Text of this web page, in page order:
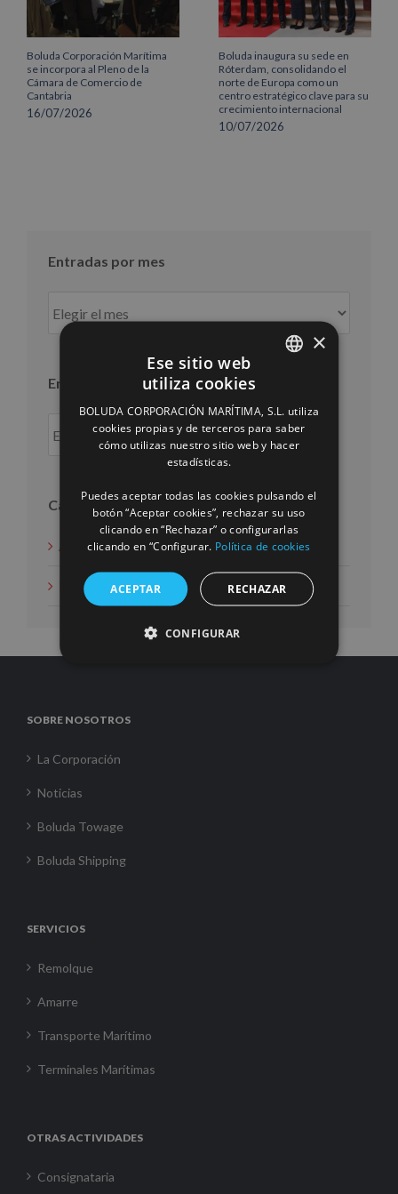
Boluda Corporación Marítima
se incorpora al Pleno de la
Cámara de Comercio de
Cantabria
16/07/2026
Boluda inaugura su sede en
Róterdam, consolidando el
norte de Europa como un
centro estratégico clave para su
crecimiento internacional
10/07/2026
Entradas por mes
por
Entradas por año
Categorías
Acción social
Noticias
SOBRE NOSOTROS
La Corporación
Noticias
Boluda Towage
Boluda Shipping
SERVICIOS
Remolque
Amarre
Transporte Marítimo
Terminales Marítimas
OTRAS ACTIVIDADES
Consignataria
ENGLISH
FRENCH
×
Ese sitio web
utiliza cookies
BOLUDA CORPORACIÓN MARÍTIMA, S.L. utiliza
cookies propias y de terceros para saber
cómo utilizas nuestro sitio web y hacer
estadísticas.
Puedes aceptar todas las cookies pulsando el
botón “Aceptar cookies”, rechazar su uso
clicando en “Rechazar” o configurarlas
clicando en “Configurar. Política de cookies
ACEPTAR RECHAZAR
CONFIGURAR